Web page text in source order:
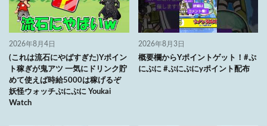
2026年8月4日
(これは流石にやばすぎた)Yポイン
ト稼ぎが鬼アツ 一気にドリンク貯
めて使えば時給5000は稼げるぞ
妖怪ウォッチぷにぷに Youkai
Watch
2026年8月3日
概要欄からYポイントゲット！#ぷ
にぷに #ぷにぷにyポイント配布